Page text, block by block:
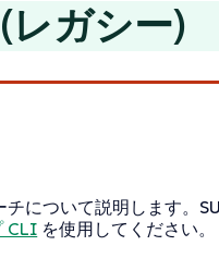
レガシー)
について説明します。
CLI を使用してください。